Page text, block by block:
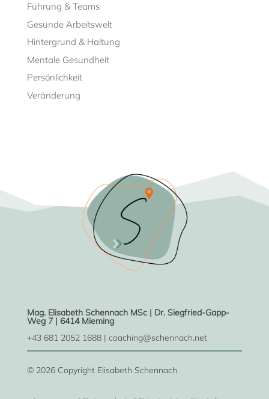
Führung & Teams
Gesunde Arbeitswelt
Hintergrund & Haltung
Mentale Gesundheit
Persönlichkeit
Veränderung
Mag. Elisabeth Schennach MSc | Dr. Siegfried-Gapp-
Weg 7 | 6414 Mieming
+43 681 2052 1688 | coaching@schennach.net
© 2026 Copyright Elisabeth Schennach